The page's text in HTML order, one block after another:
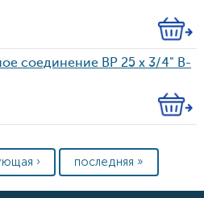
Кол-
во
соединение ВP 25 х 3/4" B-
Кол-
во
› последняя »